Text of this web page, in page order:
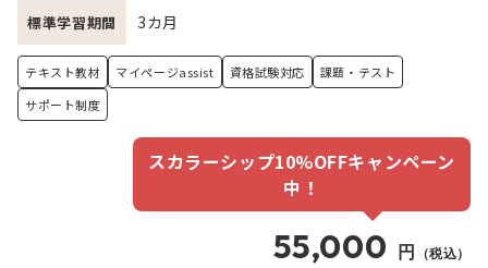
標準学習期間 3カ月
テキスト教材 マイページassist 資格試験対応
課題・テスト
サポート制度
スカラーシップ10%OFFキャンペーン
中！
55,000 円 （税込）